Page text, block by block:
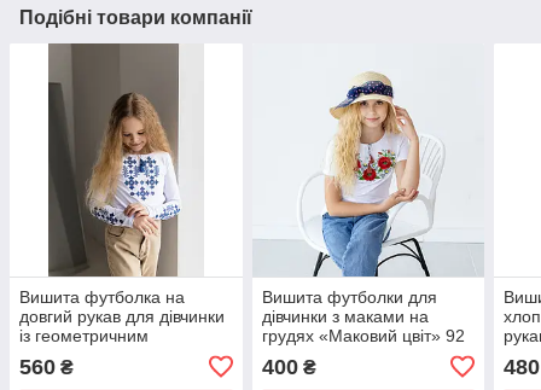
Подібні товари компанії
Вишита футболка на
довгий рукав для дівчинки
із геометричним
сяйво (синя)» 98
560 ₴
Вишита футболки для
дівчинки з маками на
грудях «Маковий цвіт» 92
400₴ 480